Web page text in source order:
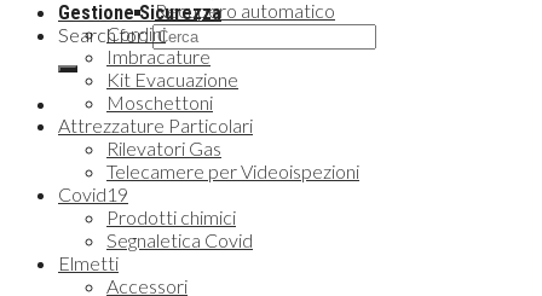
Gestione Sicurezza
Search for:
Recupero automatico
Cordini
Imbracature
Kit Evacuazione
Moschettoni
Attrezzature Particolari
Rilevatori Gas
Telecamere per Videoispezioni
Covid19
Prodotti chimici
Segnaletica Covid
Elmetti
Accessori